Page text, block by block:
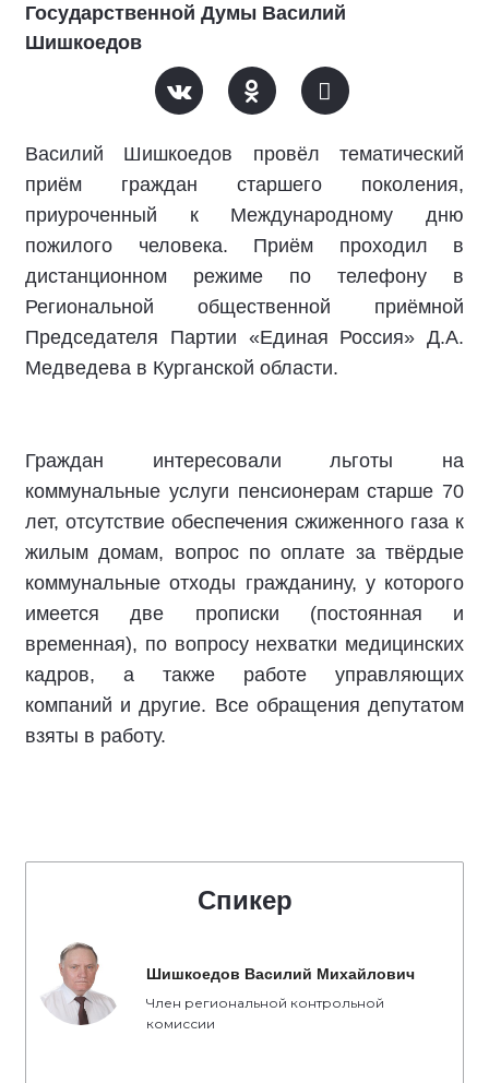
Государственной Думы Василий
Шишкоедов
Василий Шишкоедов провёл тематический
приём граждан старшего поколения,
приуроченный к Международному дню
пожилого человека. Приём проходил в
дистанционном режиме по телефону в
Региональной общественной приёмной
Председателя Партии «Единая Россия» Д.А.
Медведева в Курганской области.
Граждан интересовали льготы на
коммунальные услуги пенсионерам старше 70
лет, отсутствие обеспечения сжиженного газа к
жилым домам, вопрос по оплате за твёрдые
коммунальные отходы гражданину, у которого
имеется две прописки (постоянная и
временная), по вопросу нехватки медицинских
кадров, а также работе управляющих
компаний и другие. Все обращения депутатом
взяты в работу.
Спикер
Шишкоедов Василий Михайлович
Член региональной контрольной
комиссии